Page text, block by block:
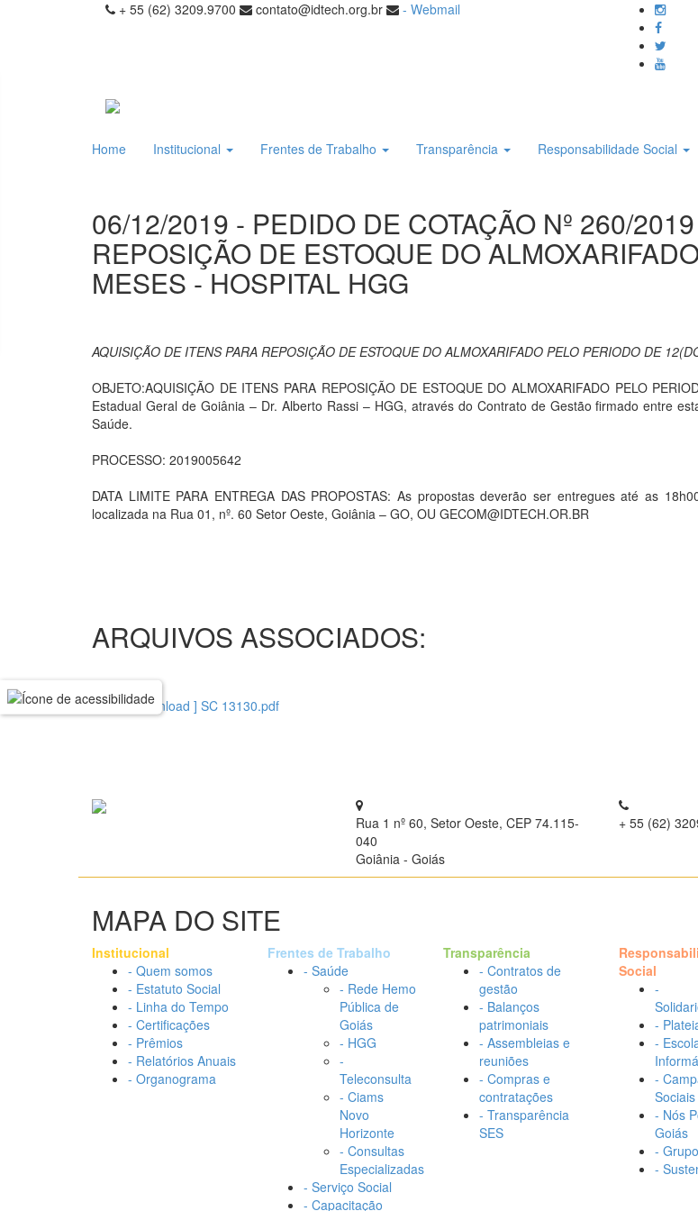
+ 55 (62) 3209.9700 contato@idtech.org.br - Webmail
Home Institucional Frentes de Trabalho Transparência Responsabilidade Social
06/12/2019 - PEDIDO DE COTAÇÃO Nº 260/
REPOSIÇÃO DE ESTOQUE DO
MESES - HOSPITAL HGG
AQUISIÇÃO DE ITENS PARA REPOSIÇÃO DE ESTOQUE DO ALMOXARIFADO PELO PERIODO DE
OBJETO:AQUISIÇÃO DE ITENS PARA REPOSIÇÃO DE ESTOQUE DO ALMOXARIFADO PELO
Estadual Geral de Goiânia – Dr. Alberto Rassi – HGG, através do Contrato de Gestão firmado entre
Saúde.
PROCESSO: 2019005642
DATA LIMITE PARA ENTREGA DAS PROPOSTAS: As propostas deverão ser entregues até as
localizada na Rua 01, nº. 60 Setor Oeste, Goiânia – GO, OU GECOM@IDTECH.OR.BR
ARQUIVOS ASSOCIADOS:
[ download ] SC 13130.pdf
Rua 1 nº 60, Setor Oeste, CEP 74.115-
040
Goiânia - Goiás
+ 55 (62)
MAPA DO SITE
Institucional
- Quem somos
- Estatuto Social
- Linha do Tempo
- Certificações
- Prêmios
- Relatórios Anuais
- Organograma
Frentes de Trabalho
- Saúde
- Rede Hemo
Pública de
Goiás
- HGG
-
Teleconsulta
- Ciams
Novo
Horizonte
- Consultas
Especializadas
- Serviço Social
- Capacitação
Transparência
- Contratos de
gestão
- Balanços
patrimoniais
- Assembleias e
reuniões
- Compras e
contratações
- Transparência
SES
Social
-
-
-
-
Sociais
- Nós
Goiás
-
-